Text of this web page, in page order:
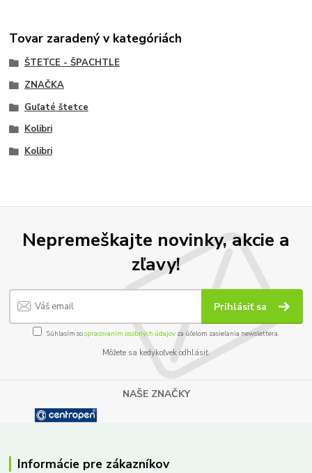
Tovar zaradený v kategóriách
ŠTETCE - ŠPACHTLE
ZNAČKA
Guľaté štetce
Kolibri
Kolibri
Nepremeškajte novinky, akcie a
zľavy!
Prihlásiť sa
Súhlasím sospracovaním osobných údajov za účelom zasielania newslettera.
Môžete sa kedykoľvek odhlásiť.
NAŠE ZNAČKY
Informácie pre zákazníkov